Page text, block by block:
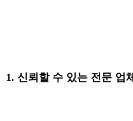
1. 신뢰할 수 있는 전문 업